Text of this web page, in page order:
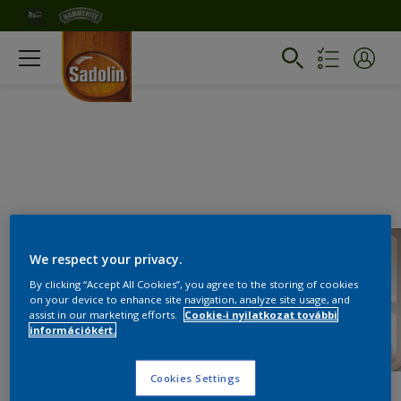
We respect your privacy.
By clicking “Accept All Cookies”, you agree to the storing of cookies
on your device to enhance site navigation, analyze site usage, and
assist in our marketing efforts.
Cookie-i nyilatkozat további
információkért.
Cookies Settings